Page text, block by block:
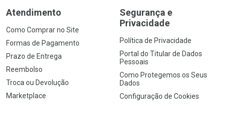
Atendimento
Como Comprar no Site
Formas de Pagamento
Prazo de Entrega
Reembolso
Troca ou Devolução
Marketplace
Segurança e
Privacidade
Política de Privacidade
Portal do Titular de Dados
Pessoais
Como Protegemos os Seus
Dados
Configuração de Cookies